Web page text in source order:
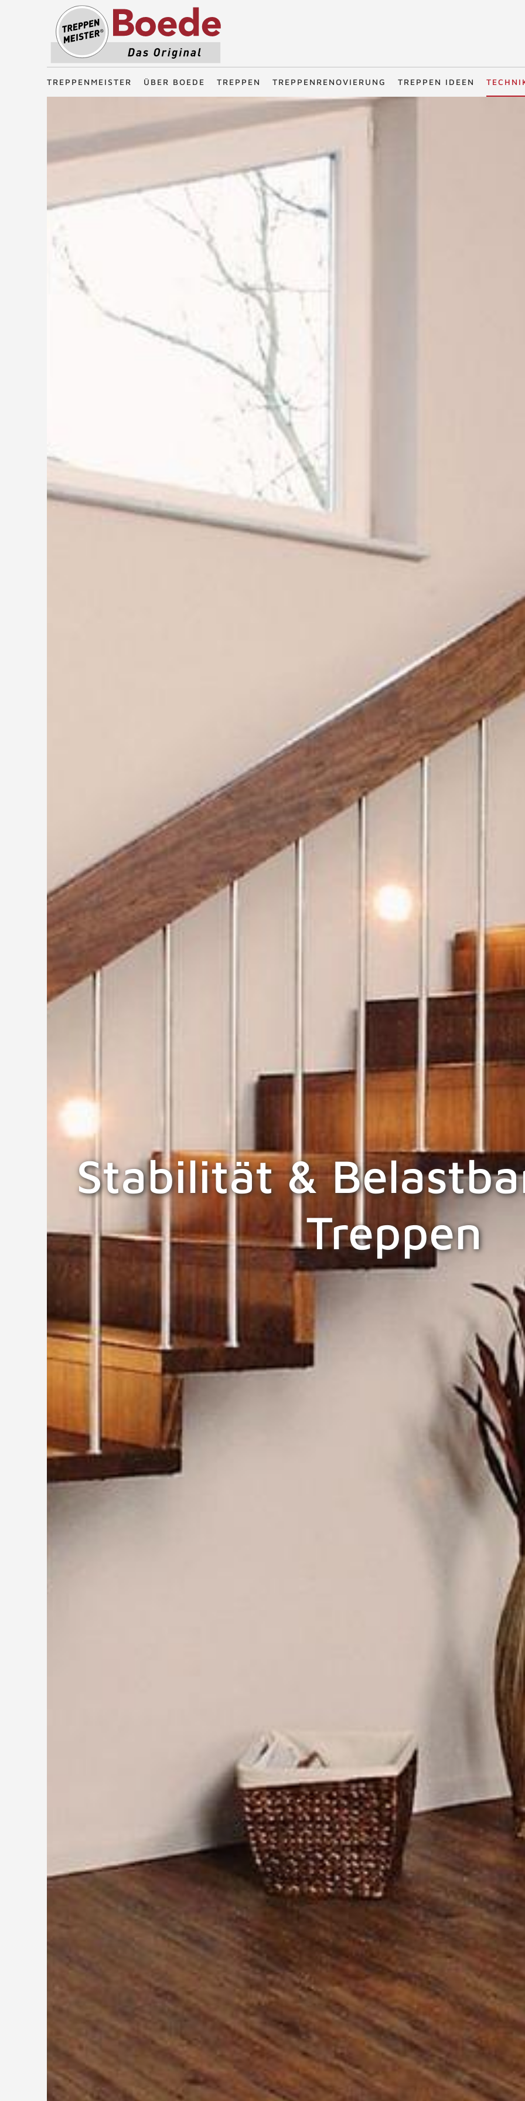
Treppenmeister - Das Original
TREPPENMEISTER ÜBER BOEDE TREPPEN TREPPENRENOVIERUNG TREPPEN IDEEN
Stabilität &
Treppen